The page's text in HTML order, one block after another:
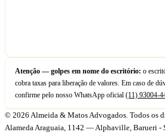
Atenção — golpes em nome do escritório: o
cobra taxas para liberação de valores. Em caso de
confirme pelo nosso WhatsApp oficial (11) 93004-
© 2026 Almeida & Matos Advogados. Todos os
Alameda Araguaia, 1142 — Alphaville, Barueri -